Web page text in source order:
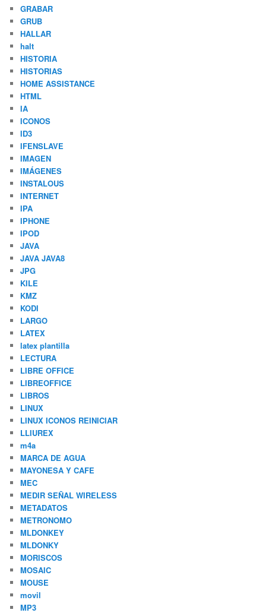
GRABAR
GRUB
HALLAR
halt
HISTORIA
HISTORIAS
HOME ASSISTANCE
HTML
IA
ICONOS
ID3
IFENSLAVE
IMAGEN
IMÁGENES
INSTALOUS
INTERNET
IPA
IPHONE
IPOD
JAVA
JAVA JAVA8
JPG
KILE
KMZ
KODI
LARGO
LATEX
latex plantilla
LECTURA
LIBRE OFFICE
LIBREOFFICE
LIBROS
LINUX
LINUX ICONOS REINICIAR
LLIUREX
m4a
MARCA DE AGUA
MAYONESA Y CAFE
MEC
MEDIR SEÑAL WIRELESS
METADATOS
METRONOMO
MLDONKEY
MLDONKY
MORISCOS
MOSAIC
MOUSE
movil
MP3